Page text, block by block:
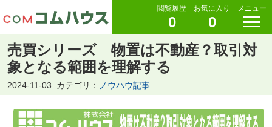
閲覧履歴
0
お気に入り
0
メニュー
売買シリーズ 物置は不動産？取引対
象となる範囲を理解する
2024-11-03 カテゴリ： ノウハウ記事